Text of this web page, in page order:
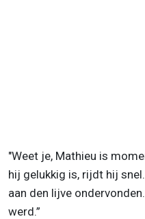
"Weet je, Mathieu is
hij gelukkig is, rijdt hij
aan den lijve
werd.”